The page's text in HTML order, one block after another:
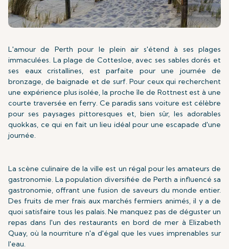
L'amour de Perth pour le plein air s'étend à ses plages
immaculées. La plage de Cottesloe, avec ses sables dorés et
ses eaux cristallines, est parfaite pour une journée de
bronzage, de baignade et de surf. Pour ceux qui recherchent
une expérience plus isolée, la proche île de Rottnest est à une
courte traversée en ferry. Ce paradis sans voiture est célèbre
pour ses paysages pittoresques et, bien sûr, les adorables
quokkas, ce qui en fait un lieu idéal pour une escapade d'une
journée.
La scène culinaire de la ville est un régal pour les amateurs de
gastronomie. La population diversifiée de Perth a influencé sa
gastronomie, offrant une fusion de saveurs du monde entier.
Des fruits de mer frais aux marchés fermiers animés, il y a de
quoi satisfaire tous les palais. Ne manquez pas de déguster un
repas dans l'un des restaurants en bord de mer à Elizabeth
Quay, où la nourriture n'a d'égal que les vues imprenables sur
l'eau.